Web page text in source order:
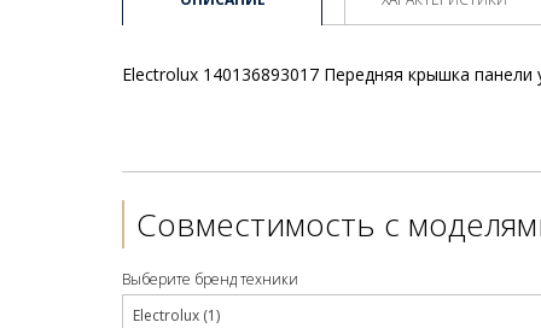
Electrolux 140136893017 Передняя крышка
Совместимость с
Выберите бренд техники
Electrolux (1)